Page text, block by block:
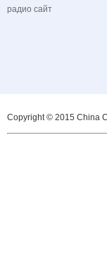
радио сайт
Copyright © 2015 China